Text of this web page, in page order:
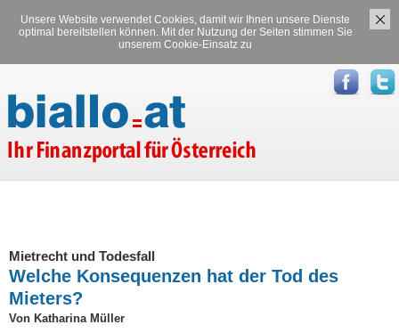
Unsere Website verwendet Cookies, damit wir Ihnen unsere Dienste
optimal bereitstellen können. Mit der Nutzung der Seiten stimmen Sie
unserem Cookie-Einsatz zu
Versicherungen Stromvergleich
Mietrecht und Todesfall
Welche Konsequenzen hat der Tod des
Mieters?
Von Katharina Müller